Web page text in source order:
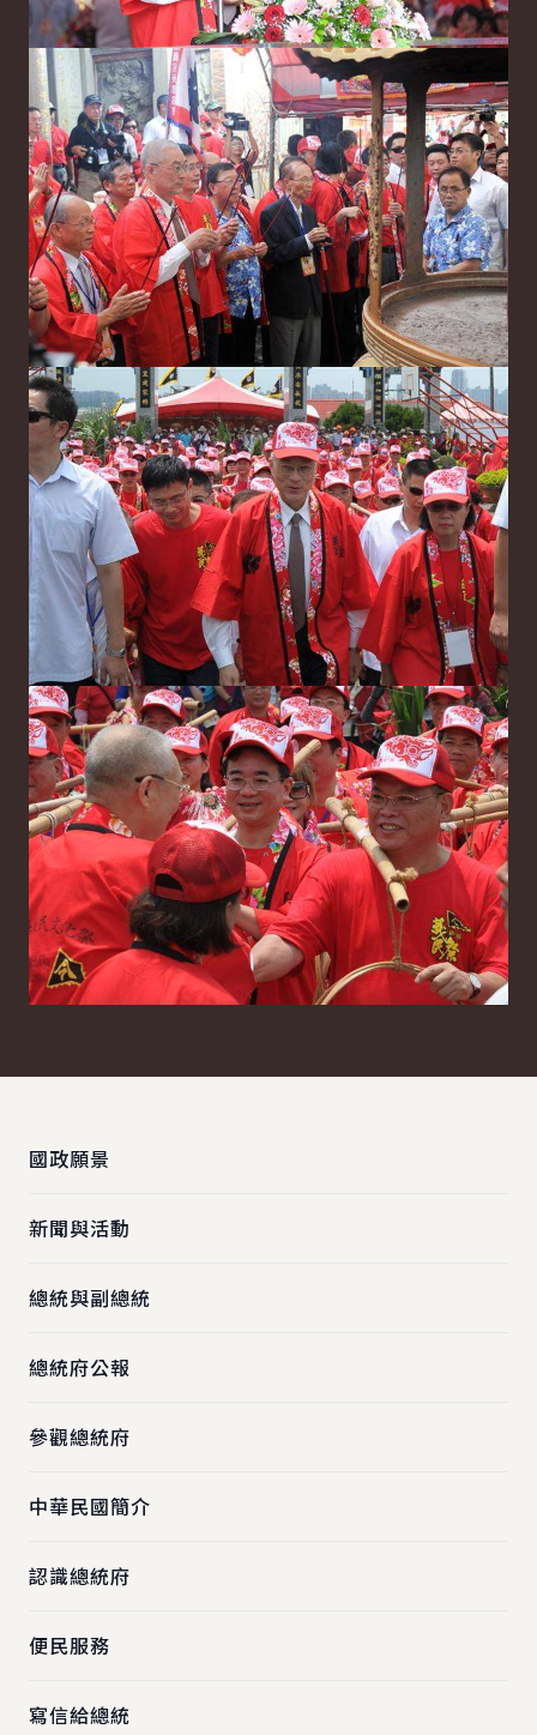
國政願景
新聞與活動
總統與副總統
總統府公報
參觀總統府
中華民國簡介
認識總統府
便民服務
寫信給總統